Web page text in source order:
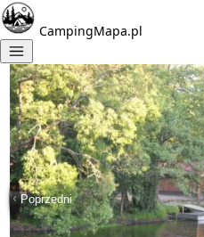
CampingMapa.pl
Poprzedni